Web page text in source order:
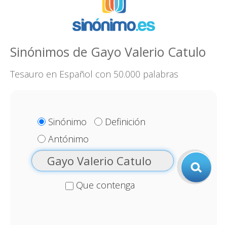
Sinónimos de Gayo Valerio Catulo
Tesauro en Español con 50.000 palabras
Sinónimo
Definición
Antónimo
Que contenga